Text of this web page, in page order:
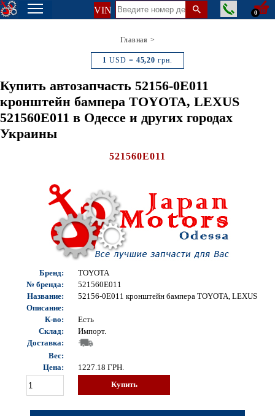
VIN 0
Главная >
1 USD = 45,20 грн.
Купить автозапчасть 52156-0E011
кронштейн бампера TOYOTA, LEXUS
521560E011 в Одессе и других городах
Украины
521560E011
Бренд:
TOYOTA
№ бренда:
521560E011
Название:
52156-0E011 кронштейн бампера TOYOTA, LEXUS
Описание:
К-во:
Есть
Склад:
Импорт.
Доставка:
Вес:
Цена:
1227.18 ГРН.
Купить